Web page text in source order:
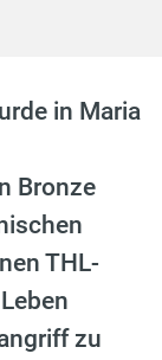
in Maria
Bronze
THL-
zu